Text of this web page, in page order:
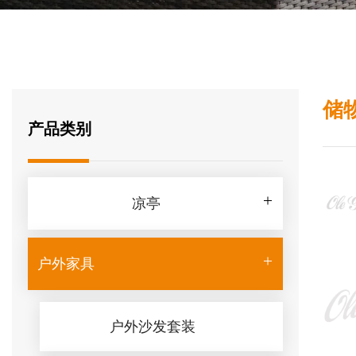
产品类别
凉亭
户外家具
户外沙发套装
储